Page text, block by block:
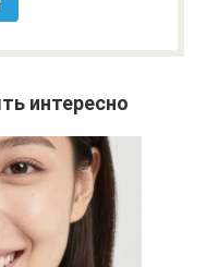
интересно